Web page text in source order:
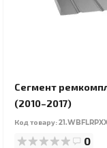
Сегмент
(2010–2017)
Код товару:
0